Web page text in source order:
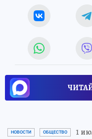
НОВОСТИ ОБЩЕСТВО 1